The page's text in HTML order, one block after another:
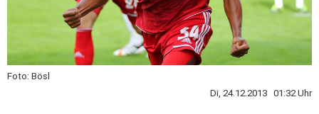
Foto: Bösl
Di, 24.12.2013 01:32 Uhr